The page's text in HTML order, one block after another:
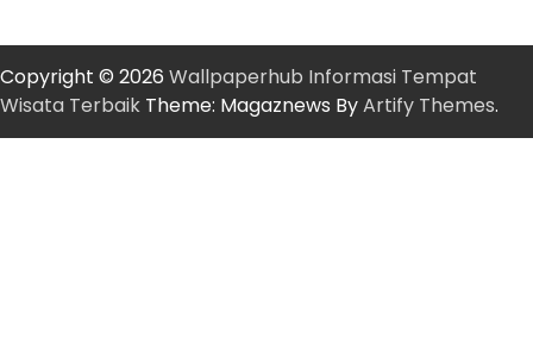
Copyright © 2026 Wallpaperhub Informasi Tempat
Wisata Terbaik Theme: Magaznews ByArtify Themes.